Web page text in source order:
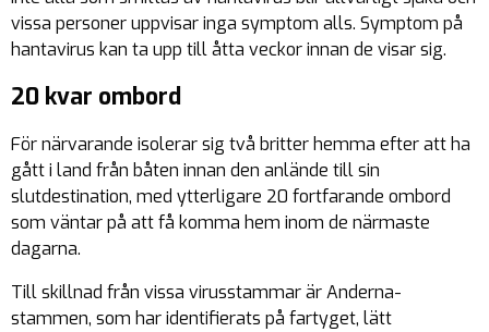
vissa personer uppvisar inga symptom alls. Symptom på
hantavirus kan ta upp till åtta veckor innan de visar sig.
20 kvar ombord
För närvarande isolerar sig två britter hemma efter att ha
gått i land från båten innan den anlände till sin
slutdestination, med ytterligare 20 fortfarande ombord
som väntar på att få komma hem inom de närmaste
dagarna.
Till skillnad från vissa virusstammar är Anderna-
stammen, som har identifierats på fartyget, lätt